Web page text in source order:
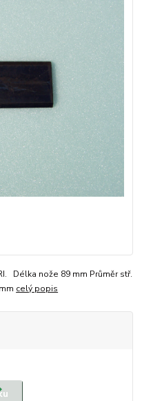
Délka nože 89 mm Průměr stř.
celý popis